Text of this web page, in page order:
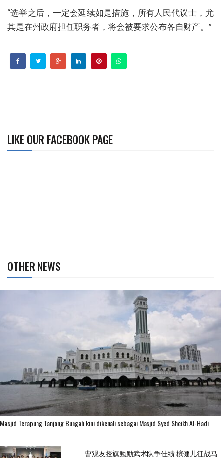
“选举之后，一定会延续如是措施，所有人民代议士，尤
其是在州政府担任职务者，将会被要求公布各自财产。”
LIKE OUR FACEBOOK PAGE
OTHER NEWS
Masjid Terapung Tanjong Bungah kini dikenali sebagai Masjid Syed Sheikh Al-Hadi
曹观友授旗勉励武术队争佳绩 槟健儿征战马